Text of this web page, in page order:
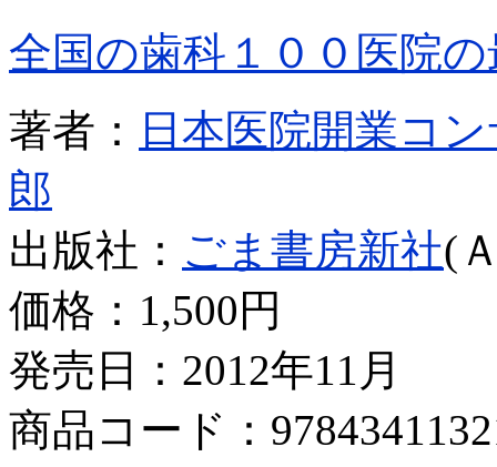
全国の歯科１００医院
著者：
日本医院開業コ
郎
出版社： ごま書房新社(
価格： 1,500円
発売日：2012年11月
商品コード：